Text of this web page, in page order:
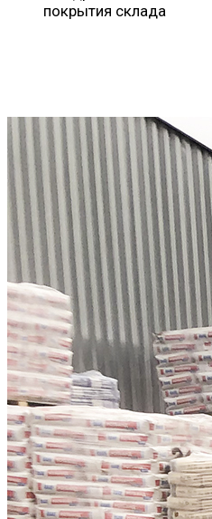
покрытия склада